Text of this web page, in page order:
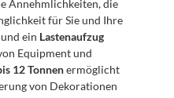
Annehmlichkeiten, die
für Sie und Ihre
und ein Lastenaufzug
Equipment und
12 Tonnen ermöglicht
von Dekorationen